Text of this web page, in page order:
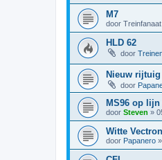
M7
door Treinfanaat
HLD 62
door
Nieuw
door
MS96 op lijn
door Steven »
Witte Vectron
door Papanero »